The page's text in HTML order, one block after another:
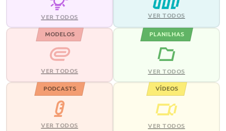
VER TODOS VER TODOS
MODELOS
VER TODOS
PLANILHAS
VER TODOS
PODCASTS
VER TODOS
VÍDEOS
VER TODOS